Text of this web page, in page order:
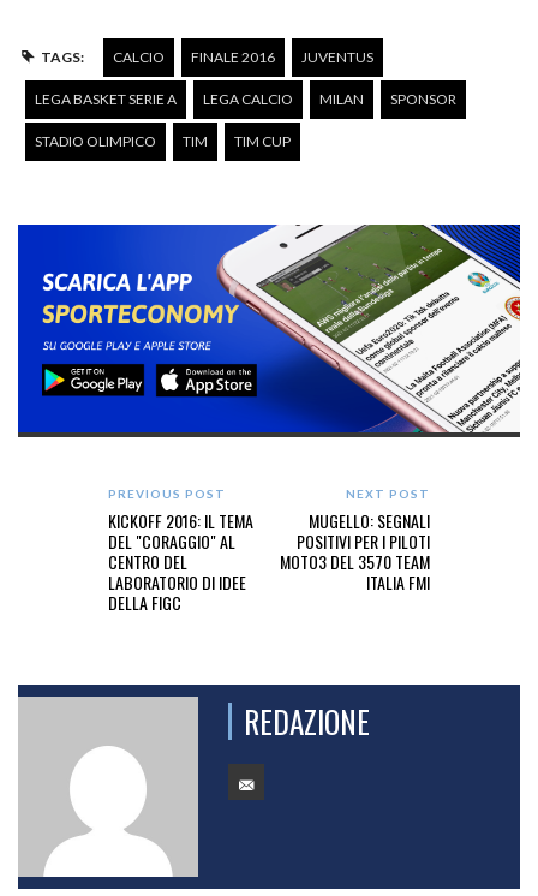
TAGS: CALCIO FINALE 2016 JUVENTUS
LEGA BASKET SERIE A LEGA CALCIO MILAN SPONSOR
STADIO OLIMPICO TIM TIM CUP
PREVIOUS POST
KICKOFF 2016: IL TEMA
DEL "CORAGGIO" AL
CENTRO DEL
LABORATORIO DI IDEE
DELLA FIGC
NEXT POST
MUGELLO: SEGNALI
POSITIVI PER I PILOTI
MOTO3 DEL 3570 TEAM
ITALIA FMI
REDAZIONE